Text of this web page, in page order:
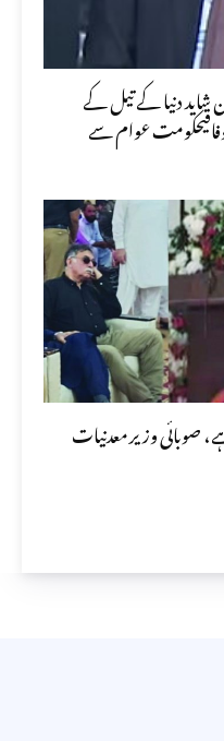
دنیا کے تیل کے
صوبائی وزیر معدنیات